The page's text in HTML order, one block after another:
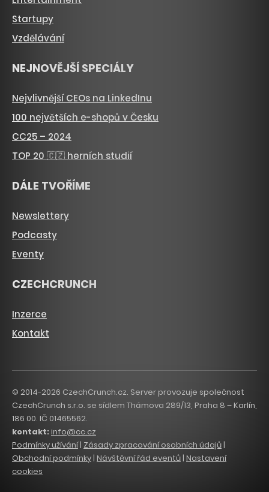
Startupy
Vzdělávání
NEJNOVĚJŠÍ SPECIÁLY
Nejvlivnější CEOs na LinkedInu
100 největších e-shopů v Česku
CC25 – 2024
TOP 20 🇨🇿 herních studií
DÁLE TVOŘÍME
Newslettery
Podcasty
Eventy
CZECHCRUNCH
Inzerce
Kontakt
© 2014-2026 CzechCrunch.cz. Server provozuje společnost
CzechCrunch s.r.o. se sídlem Thámova 289/13, Praha 8 – Karlín,
186 00. IČ 01465562.
kontakt:info@cc.cz
Podmínky užívání| Zásady zpracování osobních údajů|
Obchodní podmínky| Návštěvní řád eventů | Nastavení
cookies